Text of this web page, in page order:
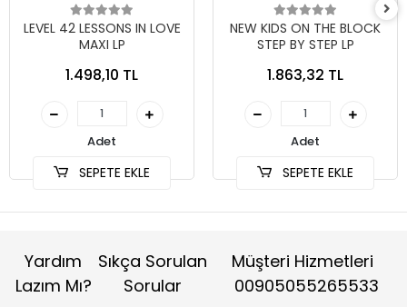
LEVEL 42 LESSONS IN LOVE
MAXI LP
1.498,10 TL
Adet
SEPETE EKLE
NEW KIDS ON THE BLOCK
STEP BY STEP LP
1.863,32 TL
Adet
SEPETE EKLE
Yardım
Lazım Mı?
Sıkça Sorulan
Sorular
Müşteri Hizmetleri
00905055265533